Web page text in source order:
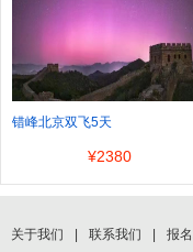
错峰北京双飞5天
¥2380
关于我们 联系我们 报